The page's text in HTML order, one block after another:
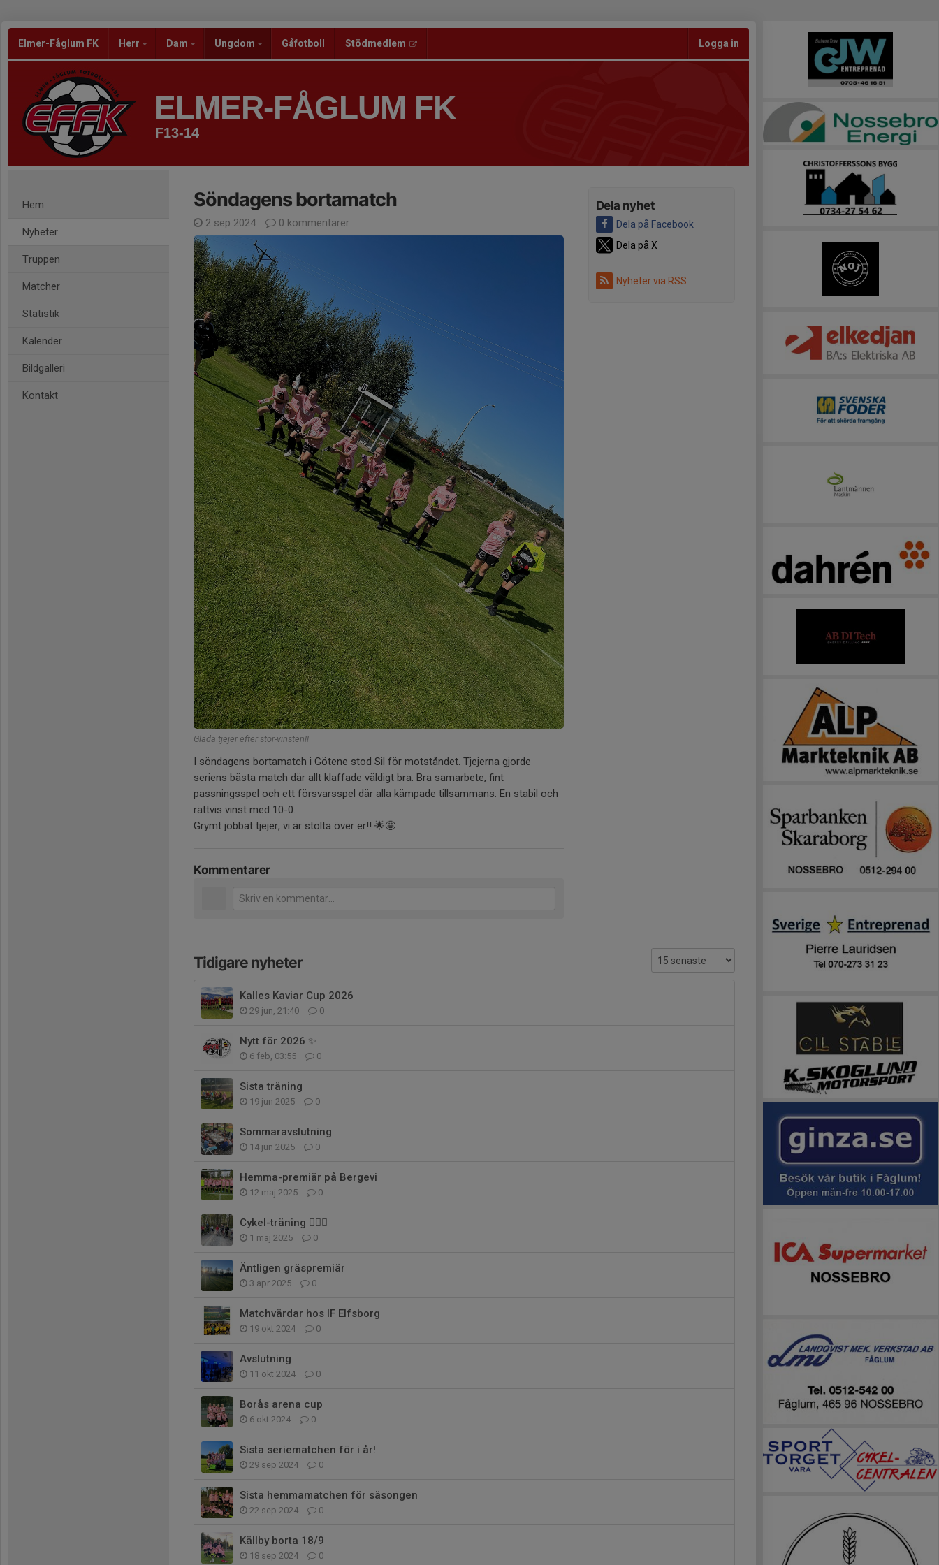
Elmer-Fåglum FK Herr Dam Ungdom Gåfotboll Stödmedlem Logga in
ELMER-FÅGLUM FK
F13-14
Hem
Nyheter
Truppen
Matcher
Statistik
Kalender
Bildgalleri
Kontakt
Dela nyhet
Dela på Facebook
Dela på X
Nyheter via RSS
Söndagens bortamatch
2 sep 2024 0 kommentarer
Glada tjejer efter stor-vinsten!!
I söndagens bortamatch i Götene stod Sil för motståndet. Tjejerna gjorde
seriens bästa match där allt klaffade väldigt bra. Bra samarbete, fint
passningsspel och ett försvarsspel där alla kämpade tillsammans. En stabil och
rättvis vinst med 10-0.
Grymt jobbat tjejer, vi är stolta över er!! 🌟🤩
Kommentarer
Tidigare nyheter
Kalles Kaviar Cup 2026
29 jun, 21:40 0
Nytt för 2026 ✨
6 feb, 03:55 0
Sista träning
19 jun 2025 0
Sommaravslutning
14 jun 2025 0
Hemma-premiär på Bergevi
12 maj 2025 0
Cykel-träning 🚴🏻‍♀️
1 maj 2025 0
Äntligen gräspremiär
3 apr 2025 0
Matchvärdar hos IF Elfsborg
19 okt 2024 0
Avslutning
11 okt 2024 0
Borås arena cup
6 okt 2024 0
Sista seriematchen för i år!
29 sep 2024 0
Sista hemmamatchen för säsongen
22 sep 2024 0
Källby borta 18/9
18 sep 2024 0